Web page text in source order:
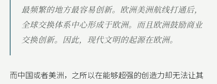
最频繁的地方最容易创新。欧洲美洲航线打通后，
全球交换体系中心形成于欧洲。而且欧洲鼓励商业
交换创新。因此，现代文明的起源在欧洲。
而中国或者美洲，之所以在能够超强的创造力却无法让其